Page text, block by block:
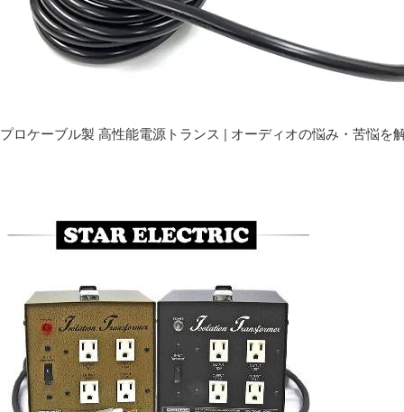
プロケーブル製 高性能電源トランス | オーディオの悩み・苦悩を